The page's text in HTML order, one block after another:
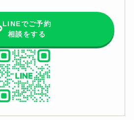
LINEでご予約
相談をする